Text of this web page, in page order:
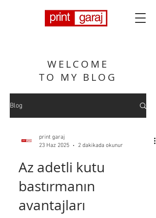
WELCOME
TO MY BLOG
Blog
print garaj
23 Haz 2025
2 dakikada okunur
Az adetli kutu
bastırmanın
avantajları